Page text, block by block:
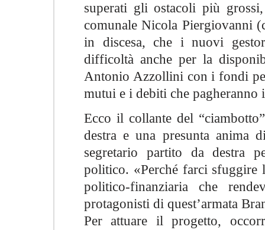
superati gli ostacoli più
comunale Nicola Piergiovanni
in discesa, che i nuovi
difficoltà anche per la
Antonio Azzollini con i fondi
mutui e i debiti che
Ecco il collante del
destra e una presunta
segretario partito da destra
politico. «Perché farci sfuggire
politico-finanziaria che
protagonisti di quest’armata
Per attuare il progetto,